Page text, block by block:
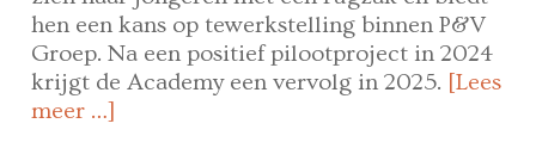
hen een kans op tewerkstelling binnen P&V
Groep. Na een positief pilootproject in 2024
krijgt de Academy een vervolg in 2025. [Lees
meer …]